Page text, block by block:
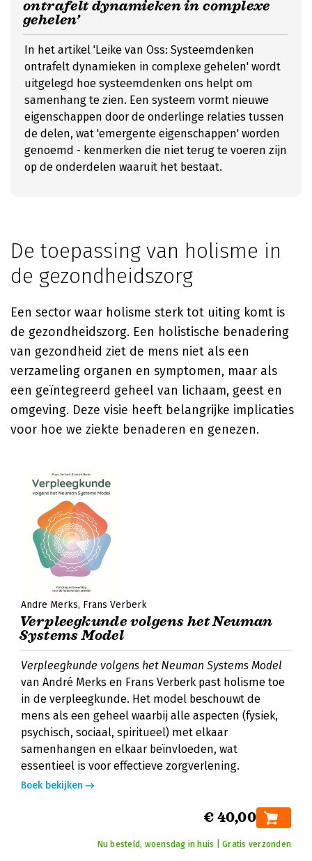
ontrafelt dynamieken in complexe
gehelen’
In het artikel 'Leike van Oss: Systeemdenken
ontrafelt dynamieken in complexe gehelen' wordt
uitgelegd hoe systeemdenken ons helpt om
samenhang te zien. Een systeem vormt nieuwe
eigenschappen door de onderlinge relaties tussen
de delen, wat 'emergente eigenschappen' worden
genoemd - kenmerken die niet terug te voeren zijn
op de onderdelen waaruit het bestaat.
De toepassing van holisme in
de gezondheidszorg
Een sector waar holisme sterk tot uiting komt is
de gezondheidszorg. Een holistische benadering
van gezondheid ziet de mens niet als een
verzameling organen en symptomen, maar als
een geïntegreerd geheel van lichaam, geest en
omgeving. Deze visie heeft belangrijke implicaties
voor hoe we ziekte benaderen en genezen.
André Merks Frans Verberk
Verpleegkunde volgens het Neuman
Systems Model
Verpleegkunde volgens het Neuman Systems Model
van André Merks en Frans Verberk past holisme toe
in de verpleegkunde. Het model beschouwt de
mens als een geheel waarbij alle aspecten (fysiek,
psychisch, sociaal, spiritueel) met elkaar
samenhangen en elkaar beïnvloeden, wat
essentieel is voor effectieve zorgverlening.
Boek bekijken
€ 40,00
Nu besteld, woensdag in huis | Gratis verzonden